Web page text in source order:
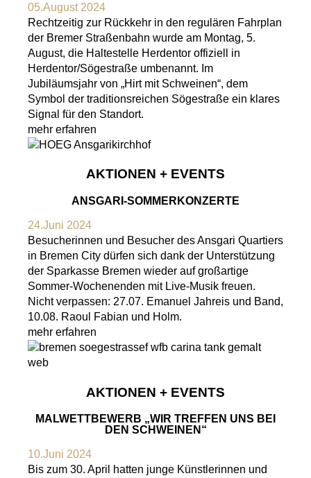
05.August 2024
Rechtzeitig zur Rückkehr in den regulären Fahrplan
der Bremer Straßenbahn wurde am Montag, 5.
August, die Haltestelle Herdentor offiziell in
Herdentor/Sögestraße umbenannt. Im
Jubiläumsjahr von „Hirt mit Schweinen“, dem
Symbol der traditionsreichen Sögestraße ein klares
Signal für den Standort.
mehr erfahren
AKTIONEN + EVENTS
ANSGARI-SOMMERKONZERTE
24.Juni 2024
Besucherinnen und Besucher des Ansgari Quartiers
in Bremen City dürfen sich dank der Unterstützung
der Sparkasse Bremen wieder auf großartige
Sommer-Wochenenden mit Live-Musik freuen.
Nicht verpassen: 27.07. Emanuel Jahreis und Band,
10.08. Raoul Fabian und Holm.
mehr erfahren
AKTIONEN + EVENTS
MALWETTBEWERB „WIR TREFFEN UNS BEI
DEN SCHWEINEN“
10.Juni 2024
Bis zum 30. April hatten junge Künstlerinnen und